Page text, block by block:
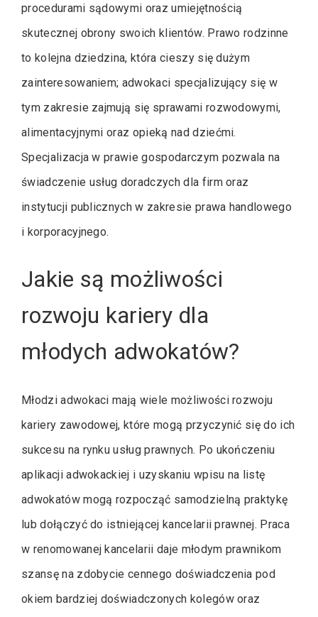
procedurami sądowymi oraz umiejętnością
skutecznej obrony swoich klientów. Prawo rodzinne
to kolejna dziedzina, która cieszy się dużym
zainteresowaniem; adwokaci specjalizujący się w
tym zakresie zajmują się sprawami rozwodowymi,
alimentacyjnymi oraz opieką nad dziećmi.
Specjalizacja w prawie gospodarczym pozwala na
świadczenie usług doradczych dla firm oraz
instytucji publicznych w zakresie prawa handlowego
i korporacyjnego.
Jakie są możliwości
rozwoju kariery dla
młodych adwokatów?
Młodzi adwokaci mają wiele możliwości rozwoju
kariery zawodowej, które mogą przyczynić się do ich
sukcesu na rynku usług prawnych. Po ukończeniu
aplikacji adwokackiej i uzyskaniu wpisu na listę
adwokatów mogą rozpocząć samodzielną praktykę
lub dołączyć do istniejącej kancelarii prawnej. Praca
w renomowanej kancelarii daje młodym prawnikom
szansę na zdobycie cennego doświadczenia pod
okiem bardziej doświadczonych kolegów oraz